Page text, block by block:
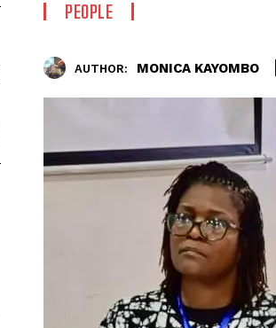
PEOPLE
AUTHOR: MONICA KAYOMBO